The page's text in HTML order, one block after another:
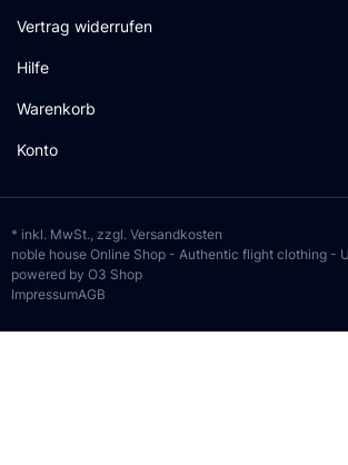
Vertrag widerrufen
Hilfe
Warenkorb
Konto
* inkl. MwSt., zzgl. Versandkosten
noble house Online Shop - Authentic flight clothing -
powered by O3 Shop
ImpressumAGB